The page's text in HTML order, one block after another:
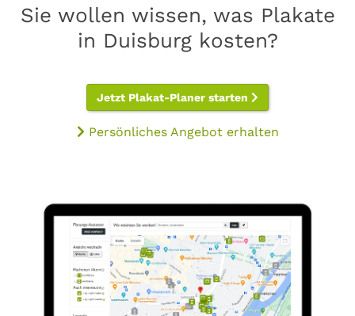
Sie wollen wissen, was Plakate
in Duisburg kosten?
Jetzt Plakat-Planer starten
Persönliches Angebot erhalten